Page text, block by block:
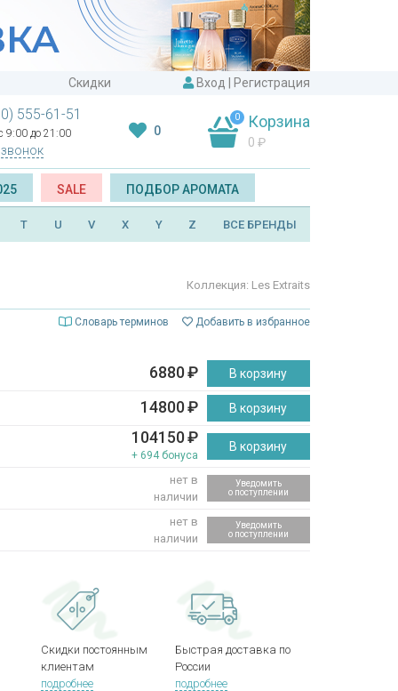
Скидки Вход Регистрация
555-61-51
9:00 до 21:00 0
0 Корзина
0 ₽
SALE ПОДБОР АРОМАТА
T U V X Y Z ВСЕ БРЕНДЫ
Коллекция: Les Extraits
Словарь терминов Добавить в избранное
6880₽ В корзину
14800₽ В корзину
104150₽
+ 694 бонуса
В корзину
нет в
наличии
Уведомить
о поступлении
нет в
наличии
Уведомить
о поступлении
Скидки постоянным
клиентам
подробнее
Быстрая доставка по
России
подробнее